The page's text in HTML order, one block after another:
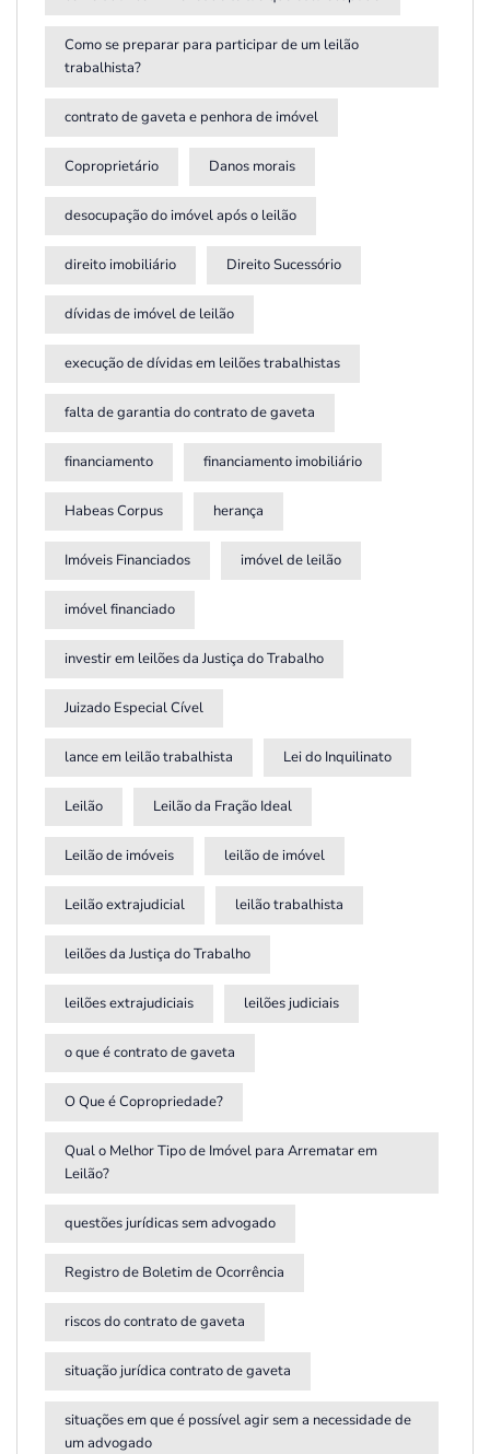
Como se preparar para participar de um leilão
trabalhista?
contrato de gaveta e penhora de imóvel
Coproprietário Danos morais
desocupação do imóvel após o leilão
direito imobiliário Direito Sucessório
dívidas de imóvel de leilão
execução de dívidas em leilões trabalhistas
falta de garantia do contrato de gaveta
financiamento financiamento imobiliário
Habeas Corpus herança
Imóveis Financiados imóvel de leilão
imóvel financiado
investir em leilões da Justiça do Trabalho
Juizado Especial Cível
lance em leilão trabalhista Lei do Inquilinato
Leilão Leilão da Fração Ideal
Leilão de imóveis leilão de imóvel
Leilão extrajudicial leilão trabalhista
leilões da Justiça do Trabalho
leilões extrajudiciais leilões judiciais
o que é contrato de gaveta
O Que é Copropriedade?
Qual o Melhor Tipo de Imóvel para Arrematar em
Leilão?
questões jurídicas sem advogado
Registro de Boletim de Ocorrência
riscos do contrato de gaveta
situação jurídica contrato de gaveta
situações em que é possível agir sem a necessidade de
um advogado